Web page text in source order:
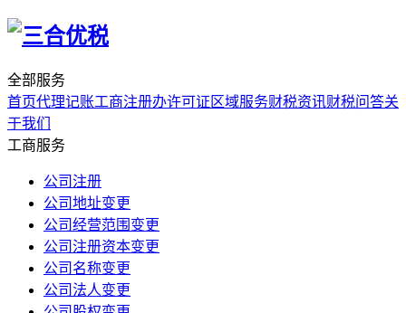
全部服务
首页代理记账工商注册办许可证 区域服务财税资讯财税问答关
于我们
工商服务
公司注册
公司地址变更
公司经营范围变更
公司注册资本变更
公司名称变更
公司法人变更